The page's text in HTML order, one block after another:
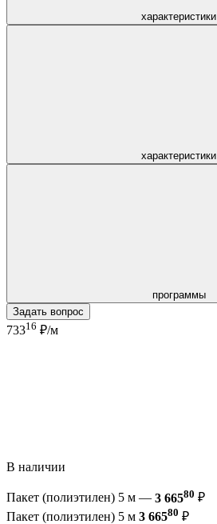
характеристики
характеристики
программы
Задать вопрос
73316 ₽/м
В наличии
Пакет (полиэтилен) 5 м — 3 66580 ₽
Пакет (полиэтилен) 5 м 3 66580 ₽